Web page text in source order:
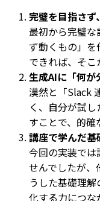
完璧を目指さず
最初から完璧
ず動くもの」
できれば、そこ
生成AIに「何が
漠然と「Slack
く、自分が試
すことで、的確
講座で学んだ基
今回の実装で
せんでしたが
うした基礎理
化する力につな